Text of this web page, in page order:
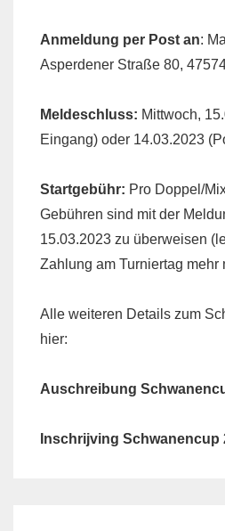
Anmeldung per Post an:
Asperdener Straße 80,
Meldeschluss: Mittwoch,
Eingang) oder 14.03.2023
Startgebühr: Pro Doppel/
Gebühren sind mit der
15.03.2023 zu überweisen
Zahlung am Turniertag mehr
Alle weiteren Details zum
hier:
Auschreibung
Inschrijving Schwanencup